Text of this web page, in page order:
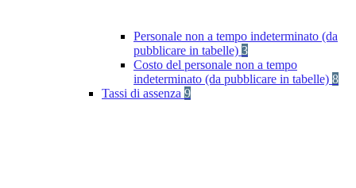
Personale non a tempo indeterminato (da
pubblicare in tabelle) 3
Costo del personale non a tempo
indeterminato (da pubblicare in tabelle) 8
Tassi di assenza 9